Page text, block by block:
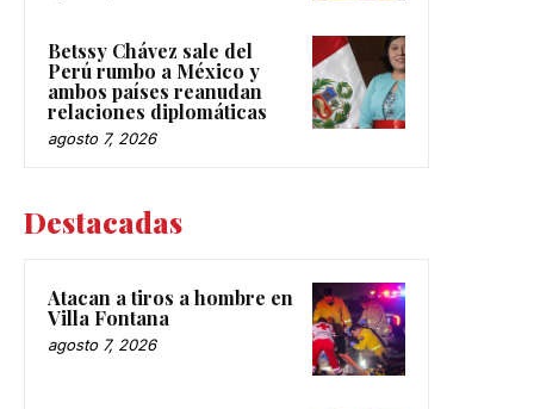
Betssy Chávez sale del
Perú rumbo a México y
ambos países reanudan
relaciones diplomáticas
agosto 7, 2026
Destacadas
Atacan a tiros a hombre en
Villa Fontana
agosto 7, 2026